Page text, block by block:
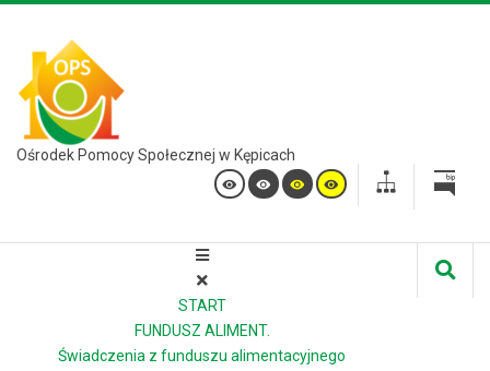
Ośrodek Pomocy Społecznej w Kępicach
START
FUNDUSZ ALIMENT.
Świadczenia z funduszu alimentacyjnego